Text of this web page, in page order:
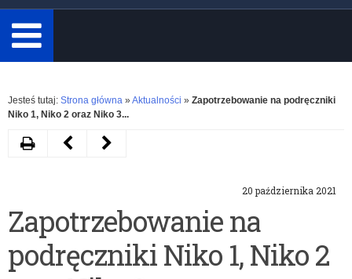
minimum
3
znaki.
Rozwiń
Jesteś tutaj: Strona główna » Aktualności » Zapotrzebowanie na podręczniki
Niko 1, Niko 2 oraz Niko 3...
20 października 2021
Zapotrzebowanie na
podręczniki Niko 1, Niko 2
DrukujNastępny
projekt
edukacyjny
Poprzedni
konkurs
grantowy